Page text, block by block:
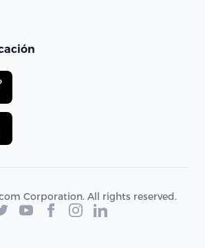
Corporation. All rights reserved.